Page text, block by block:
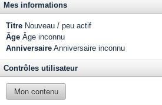
Mes informations
Titre Nouveau / peu actif
Âge Âge inconnu
Anniversaire Anniversaire inconnu
Contrôles utilisateur
Mon contenu